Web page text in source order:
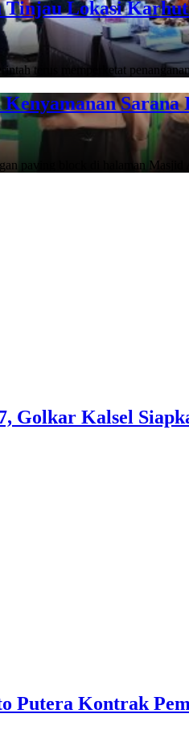
Lokasi
terus memperketat
paving block di halaman
Golkar Kalsel
Putera Kontrak